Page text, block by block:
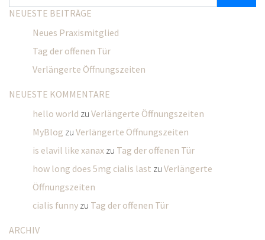
NEUESTE BEITRÄGE
Neues Praxismitglied
Tag der offenen Tür
Verlängerte Öffnungszeiten
NEUESTE KOMMENTARE
hello world zu Verlängerte Öffnungszeiten
MyBlog zu Verlängerte Öffnungszeiten
is elavil like xanax zu Tag der offenen Tür
how long does 5mg cialis last zu Verlängerte
Öffnungszeiten
cialis funny zu Tag der offenen Tür
ARCHIV